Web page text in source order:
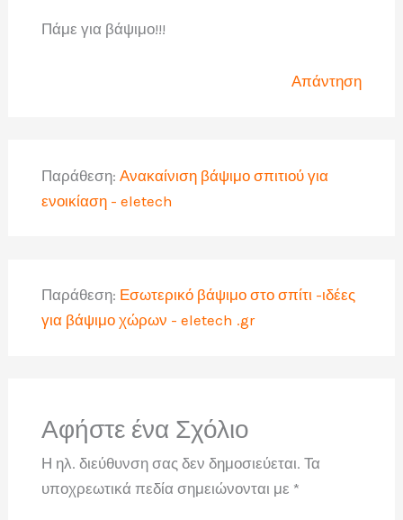
Πάμε για βάψιμο!!!
Απάντηση
Παράθεση: Ανακαίνιση βάψιμο σπιτιού για
ενοικίαση - eletech
Παράθεση: Εσωτερικό βάψιμο στο σπίτι -ιδέες
για βάψιμο χώρων - eletech .gr
Αφήστε ένα Σχόλιο
Η ηλ. διεύθυνση σας δεν δημοσιεύεται. Τα
υποχρεωτικά πεδία σημειώνονται με *